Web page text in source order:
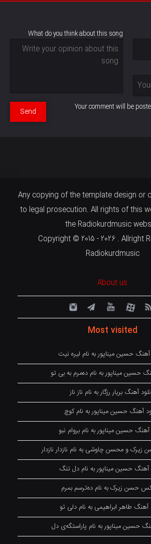
What do you think about this song
Your comment will be
Send
Any copying of the template design or
to legal prosecution. All rights of this
the Radiokurdmusic
Copyright © 2015 - 2026 . Allright
Radiokurdmusic
About us
Most visited
آهنگ حسین میناپور به نام لیره نیت
حسین میناپور به نام دەمرم بە بی تو
آهنگ بریار رزگار به نام ناز ناز
آهنگ حسین میناپور به نام کوچ
آهنگ حسین میناپور به نام بروام نبو
و محسن چاوشی به نام نازدار نازدار
آهنگ حسین میناپور به نام دل تنگ
حسن زیرک به نام دەترسم بمرم
آهنگ طاهر ابراهیمی به نام دلی تو
حسین میناپور به نام پاراستگەی دل